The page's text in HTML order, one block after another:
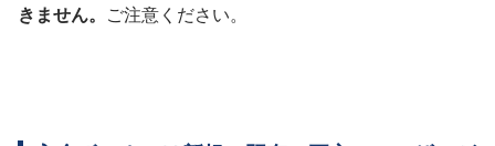
きません。
ご注意ください。